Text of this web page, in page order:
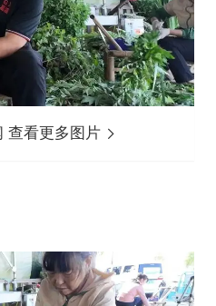
查看更多图片